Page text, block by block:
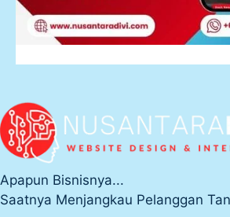
Apapun Bisnisnya...
Saatnya Menjangkau Pelanggan